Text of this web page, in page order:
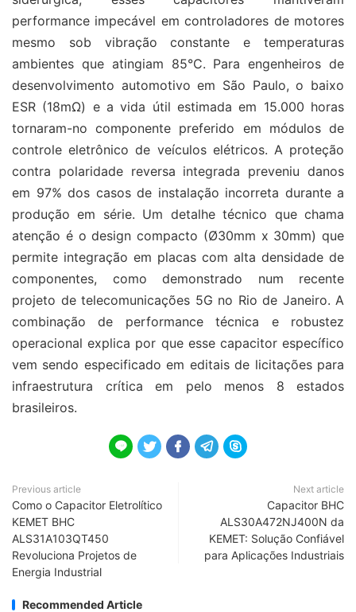
performance impecável em controladores de motores
mesmo sob vibração constante e temperaturas
ambientes que atingiam 85°C. Para engenheiros de
desenvolvimento automotivo em São Paulo, o baixo
ESR (18mΩ) e a vida útil estimada em 15.000 horas
tornaram-no componente preferido em módulos de
controle eletrônico de veículos elétricos. A proteção
contra polaridade reversa integrada preveniu danos
em 97% dos casos de instalação incorreta durante a
produção em série. Um detalhe técnico que chama
atenção é o design compacto (Ø30mm x 30mm) que
permite integração em placas com alta densidade de
componentes, como demonstrado num recente
projeto de telecomunicações 5G no Rio de Janeiro. A
combinação de performance técnica e robustez
operacional explica por que esse capacitor específico
vem sendo especificado em editais de licitações para
infraestrutura crítica em pelo menos 8 estados
brasileiros.
    
Previous article
Como o Capacitor Eletrolítico
KEMET BHC
ALS31A103QT450
Revoluciona Projetos de
Energia Industrial
Next article
Capacitor BHC
ALS30A472NJ400N da
KEMET: Solução Confiável
para Aplicações Industriais
Recommended Article